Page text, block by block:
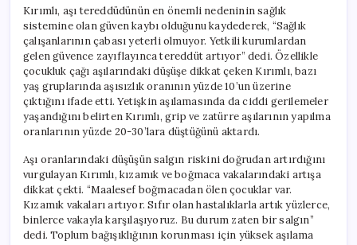
Kırımlı, aşı tereddüdünün en önemli nedeninin sağlık
sistemine olan güven kaybı olduğunu kaydederek, “Sağlık
çalışanlarının çabası yeterli olmuyor. Yetkili kurumlardan
gelen güvence zayıflayınca tereddüt artıyor” dedi. Özellikle
çocukluk çağı aşılarındaki düşüşe dikkat çeken Kırımlı, bazı
yaş gruplarında aşısızlık oranının yüzde 10’un üzerine
çıktığını ifade etti. Yetişkin aşılamasında da ciddi gerilemeler
yaşandığını belirten Kırımlı, grip ve zatürre aşılarının yapılma
oranlarının yüzde 20-30’lara düştüğünü aktardı.
Aşı oranlarındaki düşüşün salgın riskini doğrudan artırdığını
vurgulayan Kırımlı, kızamık ve boğmaca vakalarındaki artışa
dikkat çekti. “Maalesef boğmacadan ölen çocuklar var.
Kızamık vakaları artıyor. Sıfır olan hastalıklarla artık yüzlerce,
binlerce vakayla karşılaşıyoruz. Bu durum zaten bir salgın”
dedi. Toplum bağışıklığının korunması için yüksek aşılama